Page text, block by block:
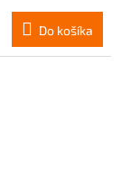
Do košíka